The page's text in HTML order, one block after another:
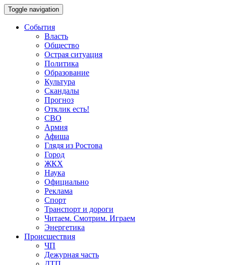
Toggle navigation
События
Власть
Общество
Острая ситуация
Политика
Образование
Культура
Скандалы
Прогноз
Отклик есть!
СВО
Армия
Афиша
Глядя из Ростова
Город
ЖКХ
Наука
Официально
Реклама
Спорт
Транспорт и дороги
Читаем. Смотрим. Играем
Энергетика
Происшествия
ЧП
Дежурная часть